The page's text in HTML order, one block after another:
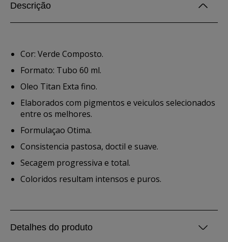
Descrição
Cor: Verde Composto.
Formato: Tubo 60 ml.
Oleo Titan Exta fino.
Elaborados com pigmentos e veiculos selecionados
entre os melhores.
Formulaçao Otima.
Consistencia pastosa, doctil e suave.
Secagem progressiva e total.
Coloridos resultam intensos e puros.
Detalhes do produto